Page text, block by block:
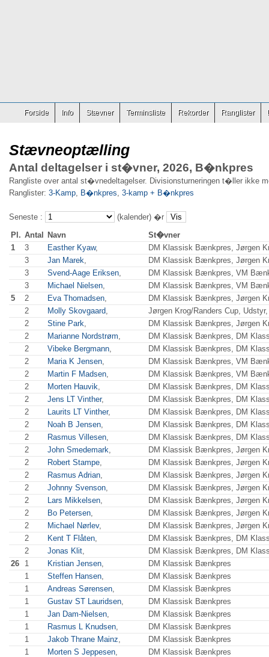
Forside Info Stævner Terminsliste Rekorder Ranglister
Stævneoptælling
Antal deltagelser i st�vner, 2026, B�nkpres
Rangliste over antal st�vnedeltagelser. Divisionsturneringen t�ller ikke
Ranglister: 3-Kamp, B�nkpres, 3-kamp + B�nkpres
Seneste :
(kalender) �r
Pl. Antal Navn
St�vner
1
3 Easther Kyaw,
DM Klassisk Bænkpres, Jørgen
3
Jan Marek,
DM Klassisk Bænkpres, Jørgen
3
Svend-Aage Eriksen,
DM Klassisk Bænkpres, VM
3
Michael Nielsen,
DM Klassisk Bænkpres, VM
5
2 Eva Thomadsen,
DM Klassisk Bænkpres, Jørgen
2
Molly Skovgaard,
Jørgen Krog/Randers Cup,
2
Stine Park,
DM Klassisk Bænkpres, Jørgen
2
Marianne Nordstrøm,
DM Klassisk Bænkpres, DM
2
Vibeke Bergmann,
DM Klassisk Bænkpres, DM
2
Maria K Jensen,
DM Klassisk Bænkpres, VM
2
Martin F Madsen,
DM Klassisk Bænkpres, VM
2
Morten Hauvik,
DM Klassisk Bænkpres, DM
2
Jens LT Vinther,
DM Klassisk Bænkpres, DM
2
Laurits LT Vinther,
DM Klassisk Bænkpres, DM
2
Noah B Jensen,
DM Klassisk Bænkpres, DM
2
Rasmus Villesen,
DM Klassisk Bænkpres, DM
2
John Smedemark,
DM Klassisk Bænkpres, Jørgen
2
Robert Stampe,
DM Klassisk Bænkpres, Jørgen
2
Rasmus Adrian,
DM Klassisk Bænkpres, Jørgen
2
Johnny Svenson,
DM Klassisk Bænkpres, Jørgen
2
Lars Mikkelsen,
DM Klassisk Bænkpres, Jørgen
2
Bo Petersen,
DM Klassisk Bænkpres, Jørgen
2
Michael Nørlev,
DM Klassisk Bænkpres, Jørgen
2
Kent T Flåten,
DM Klassisk Bænkpres, DM
2
Jonas Klit,
DM Klassisk Bænkpres, DM
26
1 Kristian Jensen,
DM Klassisk Bænkpres
1
Steffen Hansen,
DM Klassisk Bænkpres
1
Andreas Sørensen,
DM Klassisk Bænkpres
1
Gustav ST Lauridsen,
DM Klassisk Bænkpres
1
Jan Dam-Nielsen,
DM Klassisk Bænkpres
1
Rasmus L Knudsen,
DM Klassisk Bænkpres
1
Jakob Thrane Mainz,
DM Klassisk Bænkpres
1
Morten S Jeppesen,
DM Klassisk Bænkpres